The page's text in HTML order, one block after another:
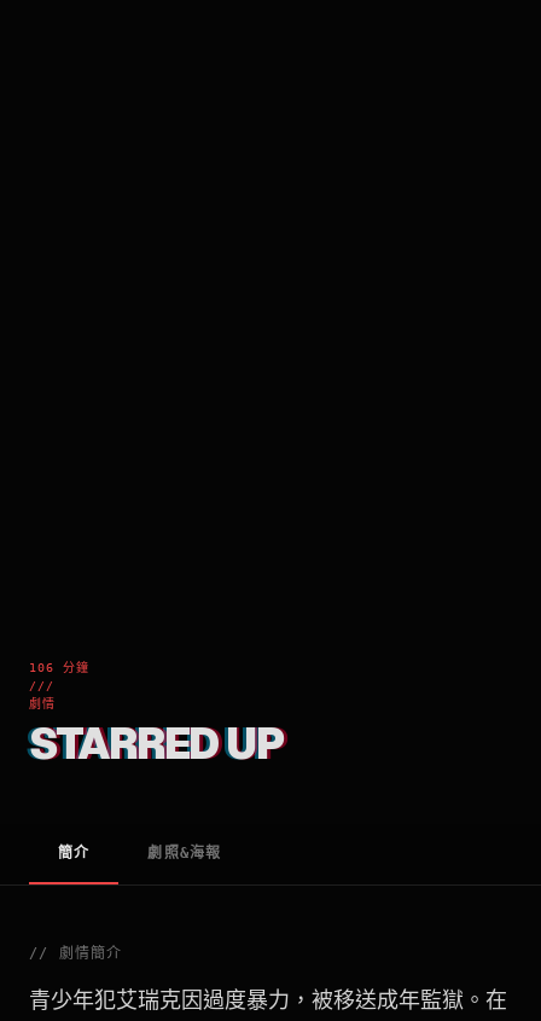
106 分鐘
///
劇情
STARRED UP
簡介 劇照&海報
// 劇情簡介
青少年犯艾瑞克因過度暴力，被移送成年監獄。在